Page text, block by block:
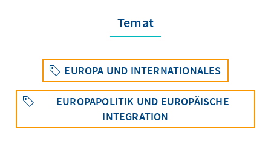
Temat
EUROPA UND INTERNATIONALES
EUROPAPOLITIK UND EUROPÄISCHE
INTEGRATION